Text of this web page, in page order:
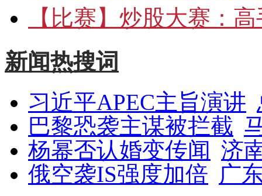
【比赛】 炒股大赛：高
新闻热搜词
习近平APEC主旨演讲
巴黎恐袭主谋被拦截
杨幂否认婚变传闻 济
俄空袭IS强度加倍 广